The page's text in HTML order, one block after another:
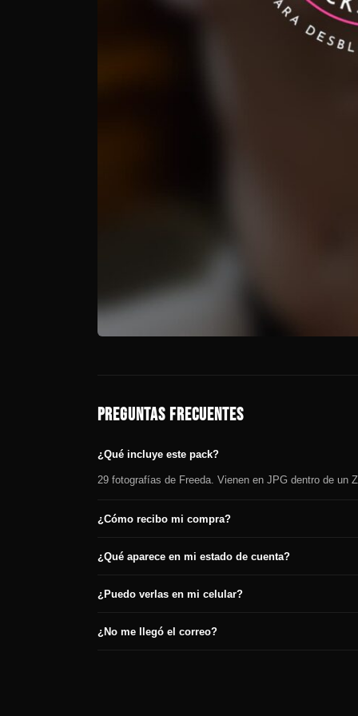
PREGUNTAS FRECUENTES
¿Qué incluye este pack?
29 fotografías de Freeda. Vienen en JPG dentro de un
¿Cómo recibo mi compra?
¿Qué aparece en mi estado de cuenta?
¿Puedo verlas en mi celular?
¿No me llegó el correo?